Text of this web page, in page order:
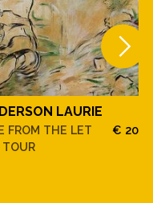
LAURIE
FROM THE LET
TOUR
€ 20